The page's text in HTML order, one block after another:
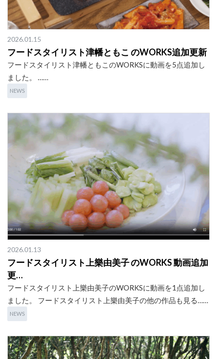
2026.01.15
フードスタイリスト津幡ともこ のWORKS追加更新
フードスタイリスト津幡ともこのWORKSに動画を5点追加し
ました。 ……
NEWS
2026.01.13
フードスタイリスト上樂由美子 のWORKS 動画追加
更…
フードスタイリスト上樂由美子のWORKSに動画を1点追加し
ました。 フードスタイリスト上樂由美子の他の作品も見る……
NEWS